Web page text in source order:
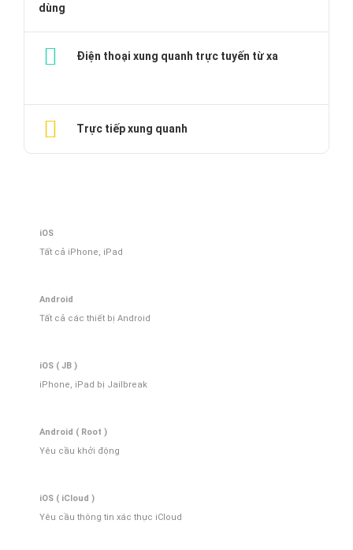
dùng
Điện thoại xung quanh trực tuyến từ xa
Trực tiếp xung quanh
iOS
Tất cả iPhone, iPad
Android
Tất cả các thiết bị Android
iOS ( JB )
iPhone, iPad bị Jailbreak
Android ( Root )
Yêu cầu khởi động
iOS ( iCloud )
Yêu cầu thông tin xác thực iCloud